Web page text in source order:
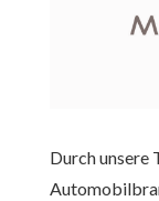
Durch unsere